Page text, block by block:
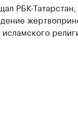
РБК-